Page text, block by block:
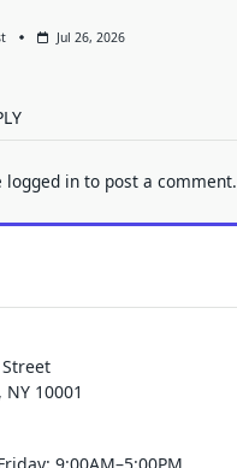
Jul 26, 2026
logged in to post a comment.
NY 10001